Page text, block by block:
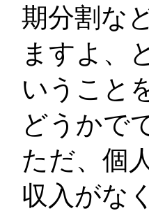
期分割な
ますよ、
いうこと
どうかで
ただ、個
収入がな